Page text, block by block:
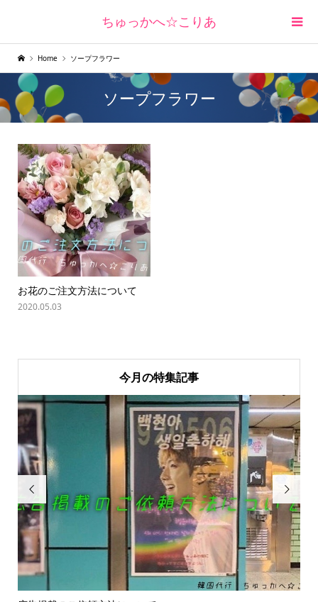
ちゅっかへ☆こりあ
Home ソープフラワー
ソープフラワー
お花のご注文方法について
2020.05.03
今月の特集記事
 